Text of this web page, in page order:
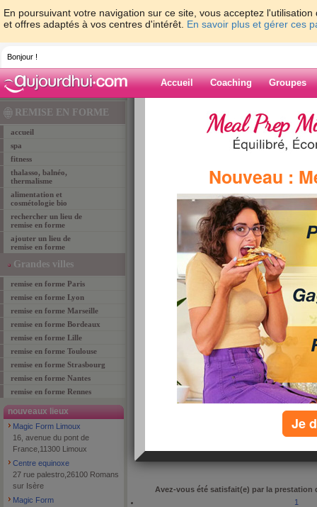
En poursuivant votre navigation sur ce site, vous acceptez
et offres adaptés à vos centres d'intérêt. En savoir plus et gérer ces
Bonjour !
Accueil Coaching Groupes
REMISE EN FORME
accueil
spa
fitness
thalasso, balnéo,
thermalisme
alimentation et
cosmétologie bio
rechercher un lieu de
remise en forme
ajouter un lieu de
remise en forme
Grandes villes
remise en forme Paris
remise en forme Lyon
remise en forme Marseille
remise en forme Bordeaux
remise en forme Lille
remise en forme Toulouse
remise en forme Strasbourg
remise en forme Nantes
remise en forme Rennes
nouveaux lieux
Magic Form Limoux
16, avenue du pont de
France,11300 Limoux
Centre equinoxe
27 rue palestro,26100 Romans
sur Isère
Magic Form
> full zen
Quart Fray Redon
83136
ROCBARON
Avez-vous été satisfait(e) par la prestation
1
Nouveau :
Je